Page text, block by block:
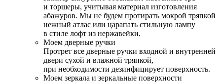
и торшеры, учитывая материал изготовления
абажуров. Мы не будем протирать мокрой тряпкой
нежный атлас или царапать стильную лампу
в стиле лофт из нержавейки.
Моем дверные ручки
Протрет все дверные ручки входной и внутренней
двери сухой и влажной тряпкой,
при необходимости дезинфицирует поверхность.
Моем зеркала и зеркальные поверхности